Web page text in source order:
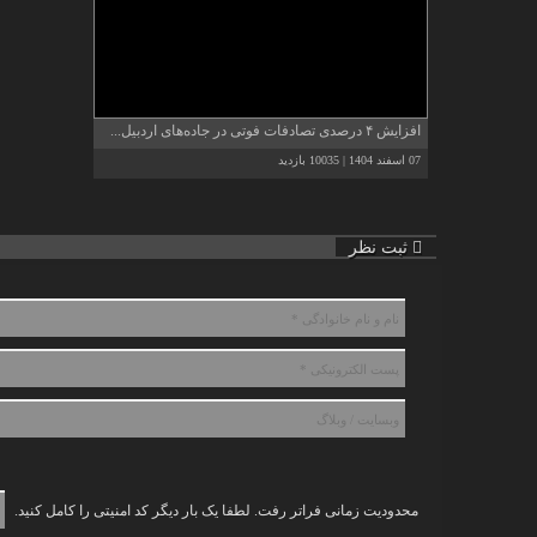
افزایش ۴ درصدی تصادفات فوتی در جاده‌های اردبیل...
07 اسفند 1404 | 10035 بازدید
ثبت نظر
محدودیت زمانی فراتر رفت. لطفا یک بار دیگر کد امنیتی را کامل کنید.